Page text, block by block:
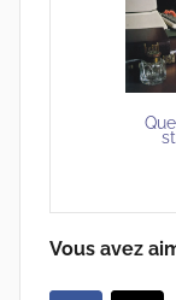
Vous avez